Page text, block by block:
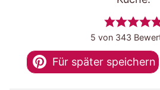
5 von 343
Für später speichern